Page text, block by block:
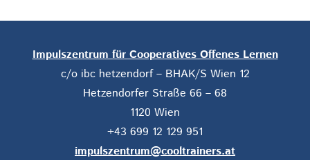
Impulszentrum für Cooperatives Offenes Lernen
c/o ibc hetzendorf – BHAK/S Wien 12
Hetzendorfer Straße 66 – 68
1120 Wien
+43 699 12 129 951
impulszentrum@cooltrainers.at